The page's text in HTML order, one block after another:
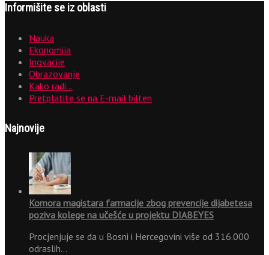
Informišite se iz oblasti
Nauka
Ekonomija
Inovacije
Obrazovanje
Kako radi…
Pretplatite se na E-mail bilten
Najnovije
Komora magistara farmacije zbog prevencije dijabetesa
poziva kolege na učešće u projektu DIABEYES
Procjenjuje se da u Bosni i Hercegovini više od 316.000
odraslih…